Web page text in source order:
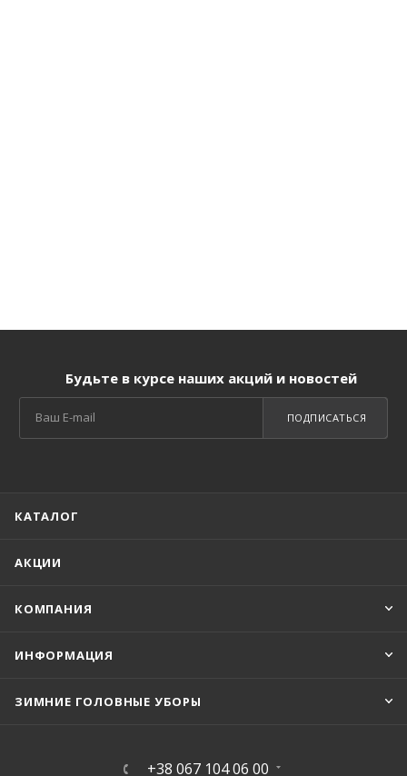
Будьте в курсе наших акций и новостей
ПОДПИСАТЬСЯ
КАТАЛОГ
АКЦИИ
КОМПАНИЯ
ИНФОРМАЦИЯ
ЗИМНИЕ ГОЛОВНЫЕ УБОРЫ
+38 067 104 06 00